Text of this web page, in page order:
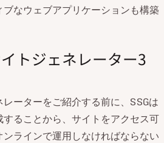
なウェブアプリケーションも構築
トジェネレーター3
ーターをご紹介する前に、SSGは
ることから、サイトをアクセス可
ラインで運用しなければならない